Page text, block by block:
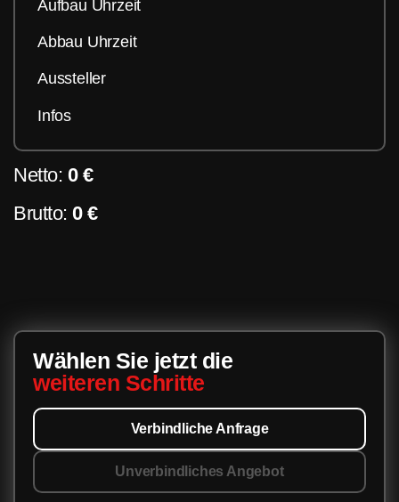
Aufbau Uhrzeit
Abbau Uhrzeit
Aussteller
Infos
Netto: 0 €
Brutto: 0 €
Wählen Sie jetzt die
weiteren Schritte
Verbindliche Anfrage
Unverbindliches Angebot